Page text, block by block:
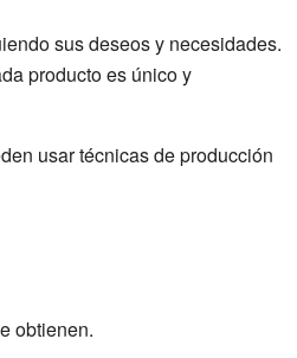
sus deseos y necesidades.
producto es único y
usar técnicas de producción
obtienen.